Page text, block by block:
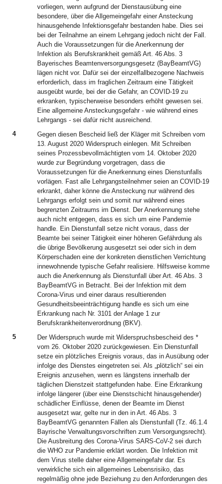
vorliegen, wenn aufgrund der Dienstausübung eine
besondere, über die Allgemeingefahr einer Ansteckung
hinausgehende Infektionsgefahr bestanden habe. Dies sei
bei der Teilnahme an einem Lehrgang jedoch nicht der Fall.
Auch die Voraussetzungen für die Anerkennung der
Infektion als Berufskrankheit gemäß Art. 46 Abs. 3
Bayerisches Beamtenversorgungsgesetz (BayBeamtVG)
lägen nicht vor. Dafür sei der einzelfallbezogene Nachweis
erforderlich, dass im fraglichen Zeitraum eine Tätigkeit
ausgeübt wurde, bei der die Gefahr, an COVID-19 zu
erkranken, typischerweise besonders erhöht gewesen sei.
Eine allgemeine Ansteckungsgefahr - wie während eines
Lehrgangs - sei dafür nicht ausreichend.
4
Gegen diesen Bescheid ließ der Kläger mit Schreiben vom
13. August 2020 Widerspruch einlegen. Mit Schreiben
seines Prozessbevollmächtigten vom 14. Oktober 2020
wurde zur Begründung vorgetragen, dass die
Voraussetzungen für die Anerkennung eines Dienstunfalls
vorlägen. Fast alle Lehrgangsteilnehmer seien an COVID-19
erkrankt, daher könne die Ansteckung nur während des
Lehrgangs erfolgt sein und somit nur während eines
begrenzten Zeitraums im Dienst. Der Anerkennung stehe
auch nicht entgegen, dass es sich um eine Pandemie
handle. Ein Dienstunfall setze nicht voraus, dass der
Beamte bei seiner Tätigkeit einer höheren Gefährdung als
die übrige Bevölkerung ausgesetzt sei oder sich in dem
Körperschaden eine der konkreten dienstlichen Verrichtung
innewohnende typische Gefahr realisiere. Hilfsweise komme
auch die Anerkennung als Dienstunfall über Art. 46 Abs. 3
BayBeamtVG in Betracht. Bei der Infektion mit dem
Corona-Virus und einer daraus resultierenden
Gesundheitsbeeinträchtigung handle es sich um eine
Erkrankung nach Nr. 3101 der Anlage 1 zur
Berufskrankheitenverordnung (BKV).
5
Der Widerspruch wurde mit Widerspruchsbescheid des *
vom 26. Oktober 2020 zurückgewiesen. Ein Dienstunfall
setze ein plötzliches Ereignis voraus, das in Ausübung oder
infolge des Dienstes eingetreten sei. Als „plötzlich“ sei ein
Ereignis anzusehen, wenn es längstens innerhalb der
täglichen Dienstzeit stattgefunden habe. Eine Erkrankung
infolge längerer (über eine Dienstschicht hinausgehender)
schädlicher Einflüsse, denen der Beamte im Dienst
ausgesetzt war, gelte nur in den in Art. 46 Abs. 3
BayBeamtVG genannten Fällen als Dienstunfall (Tz. 46.1.4
Bayrische Verwaltungsvorschriften zum Versorgungsrecht).
Die Ausbreitung des Corona-Virus SARS-CoV-2 sei durch
die WHO zur Pandemie erklärt worden. Die Infektion mit
dem Virus stelle daher eine Allgemeingefahr dar. Es
verwirkliche sich ein allgemeines Lebensrisiko, das
regelmäßig ohne jede Beziehung zu den Anforderungen des